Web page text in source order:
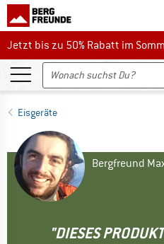
Jetzt bis zu 50% Rabatt im
Jetzt bis zu 50% Rabatt im
Eisgeräte
Bergfreund
"DIESES